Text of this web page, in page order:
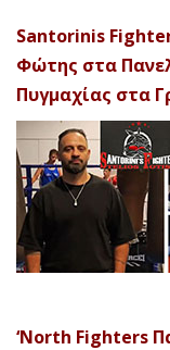
Santorinis
Φώτης στα
Πυγμαχίας στα
‘North Fighters